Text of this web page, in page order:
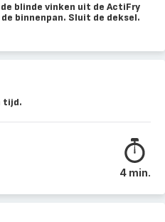
blinde vinken uit de ActiFry
binnenpan. Sluit de deksel.
tijd.
4 min.